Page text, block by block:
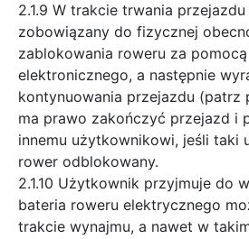
2.1.9 W trakcie trwania
zobowiązany do fizycznej
zablokowania roweru za
elektronicznego, a następnie
kontynuowania przejazdu (patrz
ma prawo zakończyć przejazd i
innemu użytkownikowi, jeśli taki
rower odblokowany.
2.1.10 Użytkownik przyjmuje do
bateria roweru elektrycznego
trakcie wynajmu, a nawet w